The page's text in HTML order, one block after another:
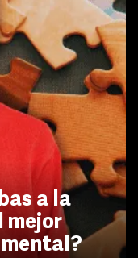
a la
mejor